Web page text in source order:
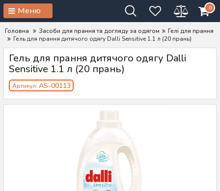
Меню 0
Головна Засоби для прання та догляду за одягом
Гелі для прання
Гель для прання дитячого одягу Dalli Sensitive 1.1 л (20 прань)
Гель для прання дитячого одягу Dalli
Sensitive 1.1 л (20 прань)
Артикул: AS-00113